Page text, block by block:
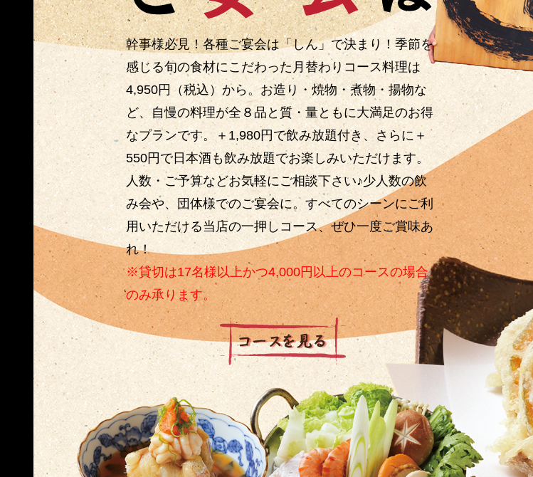
幹事様必見！各種ご宴会は「しん」で決まり！季節を
感じる旬の食材にこだわった月替わりコース料理は
4,950円（税込）から。お造り・焼物・煮物・揚物な
ど、自慢の料理が全８品と質・量ともに大満足のお得
なプランです。＋1,980円で飲み放題付き、さらに＋
550円で日本酒も飲み放題でお楽しみいただけます。
人数・ご予算などお気軽にご相談下さい♪少人数の飲
み会や、団体様でのご宴会に。すべてのシーンにご利
用いただける当店の一押しコース、ぜひ一度ご賞味あ
れ！
※貸切は17名様以上かつ4,000円以上のコースの場合
のみ承ります。